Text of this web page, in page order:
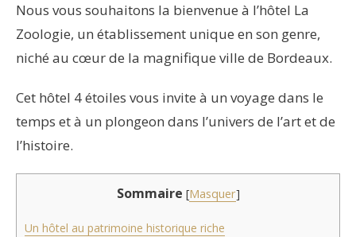
Nous vous souhaitons la bienvenue à l’hôtel La
Zoologie, un établissement unique en son genre,
niché au cœur de la magnifique ville de Bordeaux.
Cet hôtel 4 étoiles vous invite à un voyage dans le
temps et à un plongeon dans l’univers de l’art et de
l’histoire.
Sommaire [Masquer]
Un hôtel au patrimoine historique riche